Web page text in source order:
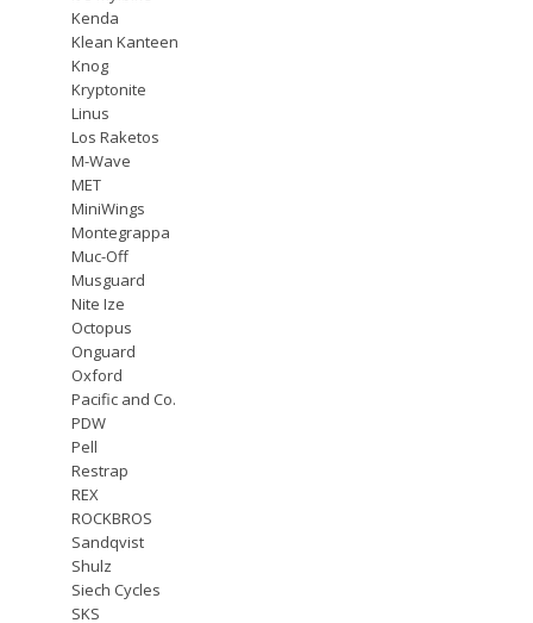
Kenda
Klean Kanteen
Knog
Kryptonite
Linus
Los Raketos
M-Wave
MET
MiniWings
Montegrappa
Muc-Off
Musguard
Nite Ize
Octopus
Onguard
Oxford
Pacific and Co.
PDW
Pell
Restrap
REX
ROCKBROS
Sandqvist
Shulz
Siech Cycles
SKS